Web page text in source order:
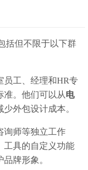
括但不限于以下群
员工、经理和HR专
准。他们可以从电
外包设计成本。
询师等独立工作
工具的自定义功能
牌形象。